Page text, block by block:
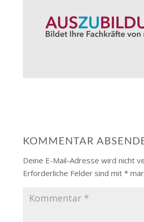
KOMMENTAR
Deine E-Mail-Adresse wird nicht
Erforderliche Felder sind mit *